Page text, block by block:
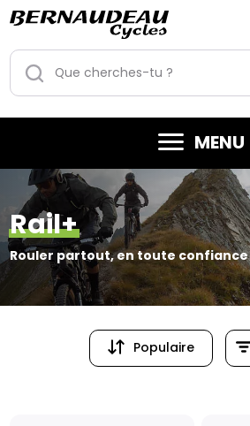
MENU
Rail+
Rouler partout, en toute confiance
Populaire